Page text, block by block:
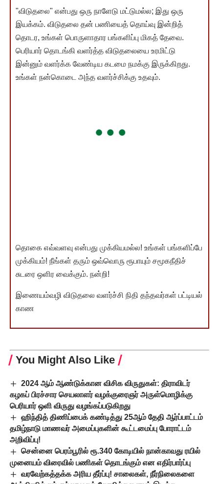
"விடுதலை" என்பது ஒரு நாளேடு மட்டுமல்ல; இது ஒரு
இயக்கம். விடுதலை தன் பணியைத் தொய்வு இன்றித்
தொடர, உங்கள் பொருளாதார பங்களிப்பு மிகத் தேவை.
பெரியார் தொடங்கி வளர்த்த விடுதலையை உரமிட்டு
இன்னும் வளர்க்க வேண்டிய கடமை நமக்கு இருக்கிறது.
உங்கள் நன்கொடை அந்த வளர்ச்சிக்கு உதவும்.
தொகை எவ்வளவு என்பது முக்கியமல்ல! உங்கள் பங்களிப்பே
முக்கியம்! நீங்கள் தரும் ஒவ்வொரு ரூபாயும் சமூகநீதிச்
சுடரை ஒளிர வைக்கும். நன்றி!
இணையம்வழி விடுதலை வளர்ச்சி நிதி தந்தவர்கள் பட்டியல்
காண
You Might Also Like
2024 ஆம் ஆண்டுக்கான விசிக விருதுகள்: திராவிடர்
கழகப் பிரச்சார செயலாளர் வழக்குரைஞர் அருள்மொழிக்கு
பெரியார் ஒளி விருது வழங்கப்படுகிறது
ஹிந்தித் திணிப்பைக் கண்டித்து 25ஆம் தேதி ஆர்ப்பாட்டம்
தமிழ்நாடு மாணவர் அமைப்புகளின் கூட்டமைப்பு போராட்டம்
அறிவிப்பு!
சென்னை பெரம்பூரில் ரூ.340 கோடியில் நான்காவது ரயில்
முனையம் விரைவில் பணிகள் தொடங்கும் என எதிர்பார்ப்பு
வரவேற்கத்தக்க அரிய தீர்ப்பு! சாலைகள், நீர்நிலைகளை